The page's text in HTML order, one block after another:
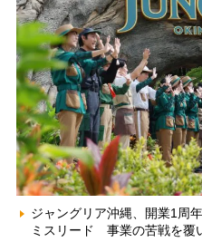
ジャングリア沖縄、開業1周
ミスリード 事業の苦戦を覆